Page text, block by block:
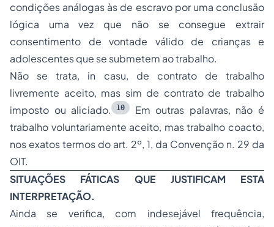
condições análogas às de escravo por uma conclusão
lógica uma vez que não se consegue extrair
consentimento de vontade válido de crianças e
adolescentes que se submetem ao trabalho.
Não se trata, in casu, de contrato de trabalho
livremente aceito, mas sim de contrato de trabalho
imposto ou aliciado.
10
Em outras palavras, não é
trabalho voluntariamente aceito, mas trabalho coacto,
nos exatos termos do art. 2º, 1, da Convenção n. 29 da
OIT.
SITUAÇÕES FÁTICAS QUE JUSTIFICAM ESTA
INTERPRETAÇÃO.
Ainda se verifica, com indesejável frequência,